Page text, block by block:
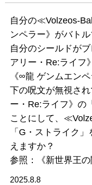
自分の≪Volzeos-
ンペラー》がバト
自分のシールドが
アリー・Re:ライフ
《∞龍 ゲンムエン
下の呪文が無視さ
ー・Re:ライフ》の
ことにして、
「G・ストライク
えますか？
参照：《新世界王の
2025.8.8